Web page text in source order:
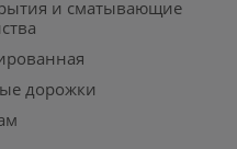
и сматывающие
дорожки